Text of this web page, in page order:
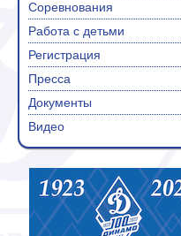
Соревнования
Работа с детьми
Регистрация
Пресса
Документы
Видео